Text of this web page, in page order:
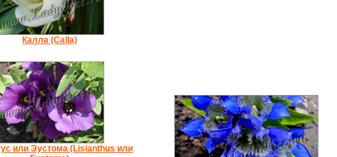
Калла (Calla)
или Эустома (Lisianthus или